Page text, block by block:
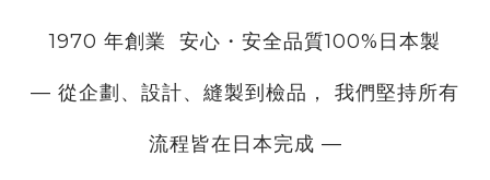
1970 年創業 安心・安全品質100%日本製
— 從企劃、設計、縫製到檢品， 我們堅持所有
流程皆在日本完成 —